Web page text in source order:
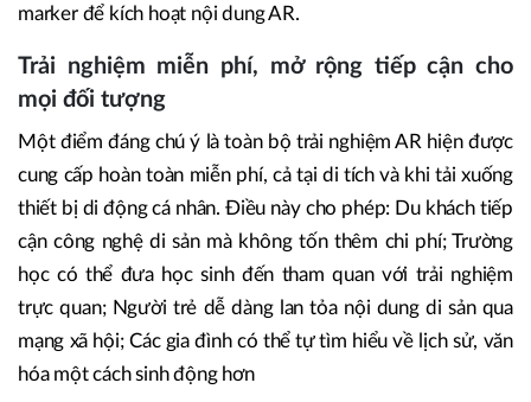
marker để kích hoạt nội dung AR.
Trải nghiệm miễn phí, mở rộng tiếp cận cho
mọi đối tượng
Một điểm đáng chú ý là toàn bộ trải nghiệm AR hiện được
cung cấp hoàn toàn miễn phí, cả tại di tích và khi tải xuống
thiết bị di động cá nhân. Điều này cho phép: Du khách tiếp
cận công nghệ di sản mà không tốn thêm chi phí; Trường
học có thể đưa học sinh đến tham quan với trải nghiệm
trực quan; Người trẻ dễ dàng lan tỏa nội dung di sản qua
mạng xã hội; Các gia đình có thể tự tìm hiểu về lịch sử, văn
hóa một cách sinh động hơn